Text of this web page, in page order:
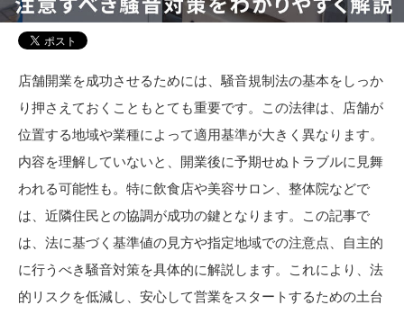
店舗開業を成功させるためには、騒音規制法の基本をしっか
り押さえておくこともとても重要です。この法律は、店舗が
位置する地域や業種によって適用基準が大きく異なります。
内容を理解していないと、開業後に予期せぬトラブルに見舞
われる可能性も。特に飲食店や美容サロン、整体院などで
は、近隣住民との協調が成功の鍵となります。この記事で
は、法に基づく基準値の見方や指定地域での注意点、自主的
に行うべき騒音対策を具体的に解説します。これにより、法
的リスクを低減し、安心して営業をスタートするための土台